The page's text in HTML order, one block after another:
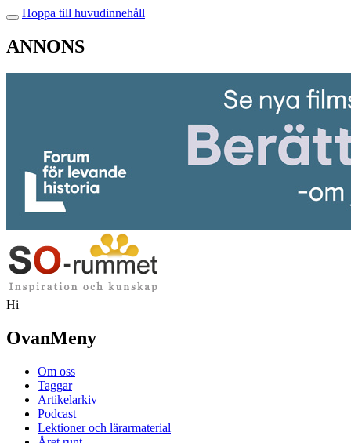
Hoppa till huvudinnehåll
ANNONS
Hi
OvanMeny
Om oss
Taggar
Artikelarkiv
Podcast
Lektioner och lärarmaterial